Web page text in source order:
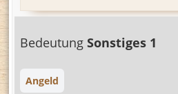
Bedeutung Sonstiges 1
Angeld